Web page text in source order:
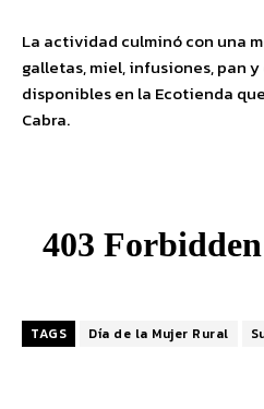
La actividad culminó con una
galletas, miel, infusiones, pan
disponibles en la Ecotienda
Cabra.
TAGS Día de la Mujer Rural